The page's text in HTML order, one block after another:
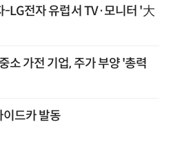
LG전자 유럽서 TV·모니터 '大
소 가전 기업, 주가 부양 '총력
드카 발동